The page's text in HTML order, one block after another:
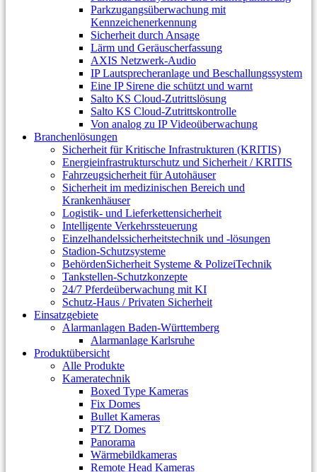
Parkzugangsüberwachung mit
Kennzeichenerkennung
Sicherheit durch Ansage
Lärm und Geräuscherfassung
AXIS Netzwerk-Audio
IP Lautsprecheranlage und Beschallungssystem
Eine IP Sirene die schützt und warnt
Salto KS Cloud-Zutrittslösung
Salto KS Cloud-Zutrittskontrolle
Von analog zu IP Videoüberwachung
Branchenlösungen
Sicherheit für Kritische Infrastrukturen (KRITIS)
Energieinfrastrukturschutz und Sicherheit / KRITIS
Fahrzeugsicherheit für Autohäuser
Sicherheit im medizinischen Bereich und
Krankenhäuser
Logistik- und Lieferkettensicherheit
Intelligente Verkehrssteuerung
Einzelhandelssicherheitstechnik und -lösungen
Stadion-Schutzsysteme
BehördenSicherheit Systeme & PolizeiTechnik
Tankstellen-Schutzkonzepte​
24/7 Pferdeüberwachung mit KI
Schutz-Haus / Privaten Sicherheit
Einsatzgebiete
Alarmanlagen Baden-Württemberg
Alarmanlage Karlsruhe
Produktübersicht
Alle Produkte
Kameratechnik
Boxed Type Kameras
Fix Domes
Bullet Kameras
PTZ Domes
Panorama
Wärmebildkameras
Remote Head Kameras